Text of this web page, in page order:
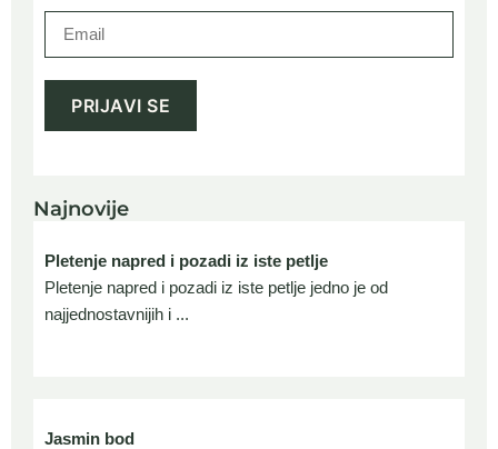
Najnovije
Pletenje napred i pozadi iz iste petlje
Pletenje napred i pozadi iz iste petlje jedno je od
najjednostavnijih i ...
Jasmin bod